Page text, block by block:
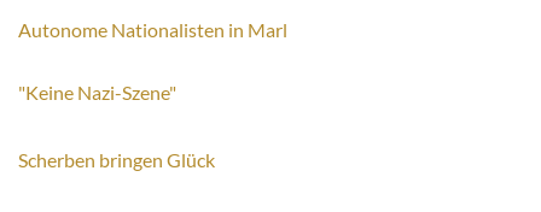
Autonome Nationalisten in Marl
"Keine Nazi-Szene"
Scherben bringen Glück